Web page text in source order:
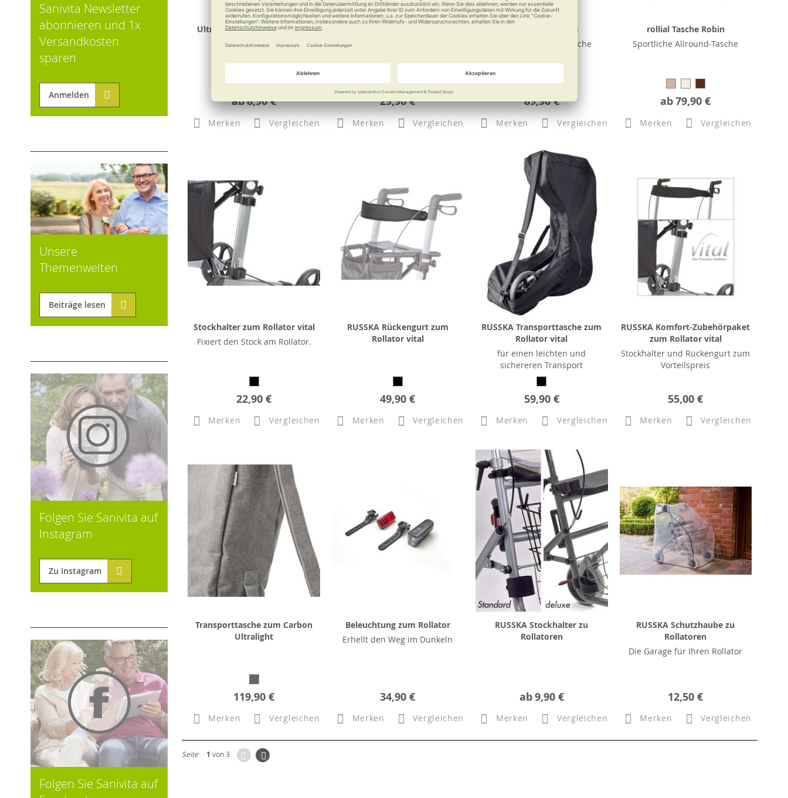
Ultrana Ultra-Clean Reiniger
ab8,90 €
Merken Vergleichen
Dem Glatteis die Krallen zeigen
29,90 €
Merken Vergleichen
rollial Tasche Elisa
Elegante Allround-Tasche
89,90 €
Merken Vergleichen
rollial Tasche Robin
Sportliche Allround-Tasche
ab79,90 €
Merken Vergleichen
Stockhalter zum Rollator vital
Fixiert den Stock am Rollator.
22,90 €
Merken Vergleichen
RUSSKA Rückengurt zum
Rollator vital
49,90 €
Merken Vergleichen
RUSSKA Transporttasche zum
Rollator vital
für einen leichten und
sichereren Transport
59,90 €
Merken Vergleichen
RUSSKA Komfort-Zubehörpaket
zum Rollator vital
Stockhalter und Rückengurt zum
Vorteilspreis
55,00 €
Merken Vergleichen
Transporttasche zum Carbon
Ultralight
119,90 €
Merken Vergleichen
Beleuchtung zum Rollator
Erhellt den Weg im Dunkeln
34,90 €
Merken Vergleichen
RUSSKA Stockhalter zu
Rollatoren
ab9,90 €
Merken Vergleichen
RUSSKA Schutzhaube zu
Rollatoren
Die Garage für Ihren Rollator
12,50 €
Merken Vergleichen
Seite 1 von 3 ZurückSeite
Weiter
Sanivita Newsletter
abonnieren und 1x
Versandkosten
sparen
Anmelden
Unsere
Themenwelten
Beiträge lesen
Folgen Sie Sanivita auf
Instagram
Zu Instagram
Folgen Sie Sanivita auf